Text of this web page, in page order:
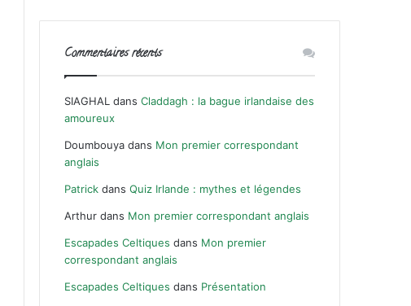
Commentaires récents
SIAGHAL dansCladdagh : la bague irlandaise des
amoureux
Doumbouya dans Mon premier correspondant
anglais
Patrick dansQuiz Irlande : mythes et légendes
Arthur dans Mon premier correspondant anglais
Escapades Celtiques dans Mon premier
correspondant anglais
Escapades Celtiques dans Présentation